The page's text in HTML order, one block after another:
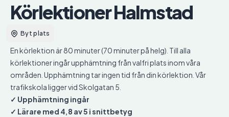
Körlektioner Halmstad
Byt plats
En körlektion är 80 minuter (70 minuter på helg). Till alla
körlektioner ingår upphämtning från valfri plats inom våra
områden. Upphämtning tar ingen tid från din körlektion. Vår
trafikskola ligger vid Skolgatan 5.
✓ Upphämtning ingår
✓ Lärare med 4,8 av 5 i snittbetyg